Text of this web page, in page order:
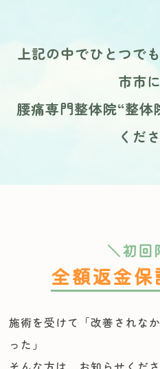
上記の中でひとつで
市市
腰痛専門整体院“整
くだ
＼初回
全額返金保
施術を受けて「改善されな
った」